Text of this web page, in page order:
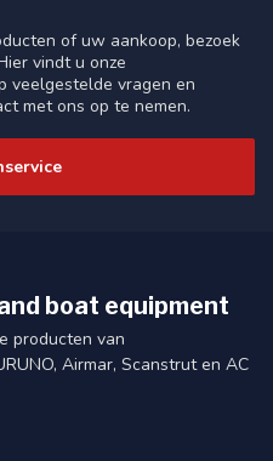
of uw aankoop, bezoek
vindt u onze
veelgestelde vragen en
met ons op te nemen.
boat equipment
producten van
Airmar, Scanstrut en AC